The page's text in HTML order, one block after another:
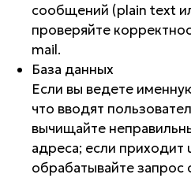
сообщений (plain text
проверяйте
mail.
База данных
Если вы ведете
что вводят
вычищайте
адреса; если
обрабатывайте запрос